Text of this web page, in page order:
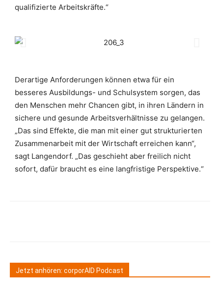
qualifizierte Arbeitskräfte.“
Derartige Anforderungen können etwa für ein
besseres Ausbildungs- und Schulsystem sorgen, das
den Menschen mehr Chancen gibt, in ihren Ländern in
sichere und gesunde Arbeitsverhältnisse zu gelangen.
„Das sind Effekte, die man mit einer gut strukturierten
Zusammenarbeit mit der Wirtschaft erreichen kann“,
sagt Langendorf. „Das geschieht aber freilich nicht
sofort, dafür braucht es eine langfristige Perspektive.“
Jetzt anhören: corporAID Podcast